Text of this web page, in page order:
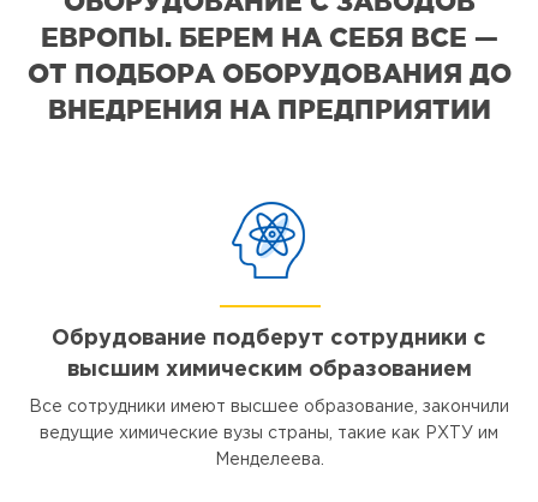
ЕВРОПЫ. БЕРЕМ НА СЕБЯ ВСЕ —
ОТ ПОДБОРА ОБОРУДОВАНИЯ ДО
ВНЕДРЕНИЯ НА ПРЕДПРИЯТИИ
Обрудование подберут сотрудники с
высшим химическим образованием
Все сотрудники имеют высшее образование, закончили
ведущие химические вузы страны, такие как РХТУ им
Менделеева.